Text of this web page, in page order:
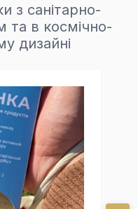
з санітарно-
та в космічно-
дизайні